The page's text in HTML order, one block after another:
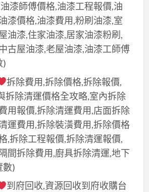
漆師傅價格,油漆工程報價,油
漆價格,油漆費用,粉刷油漆,室
油漆,住家油漆,居家油漆粉刷,
古屋油漆,老屋油漆,油漆工師傅
)
拆除費用,拆除價格,拆除報價,
拆除清運價格全攻略,室內拆除
用報價,拆除清運費用,店面拆除
運費用,拆除裝潢費用,拆除價格
,拆除工程報價,拆除清運報價,
間拆除費用,廚具拆除清運,地下
數)
到府回收,資源回收到府收購台